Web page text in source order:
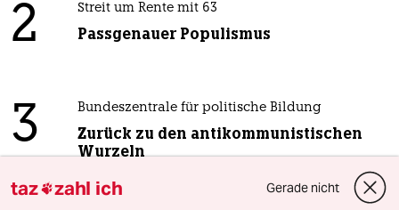
2 Streit um Rente mit 63
Passgenauer Populismus
3 Bundeszentrale für politische Bildung
Zurück zu den antikommunistischen
Wurzeln
taz zahl ich Gerade nicht